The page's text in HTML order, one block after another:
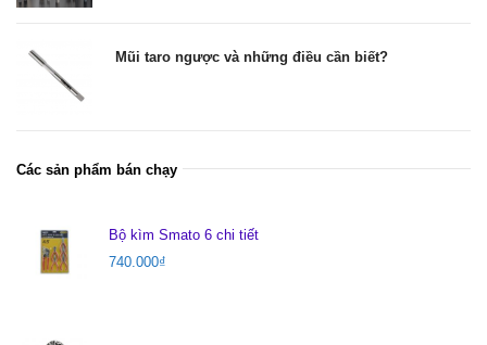
Mũi taro ngược và những điều cần biết?
Các sản phẩm bán chạy
Bộ kìm Smato 6 chi tiết
740.000₫